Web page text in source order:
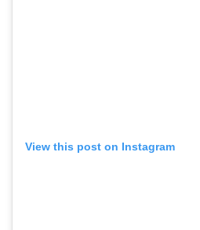
View this post on Instagram